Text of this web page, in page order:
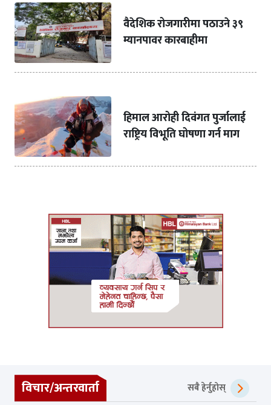
वैदेशिक रोजगारीमा पठाउने ३९
म्यानपावर कारबाहीमा
हिमाल आरोही दिवंगत पुर्जालाई
राष्ट्रिय विभूति घोषणा गर्न माग
विचार/अन्तरवार्ता सबै हेर्नुहोस्